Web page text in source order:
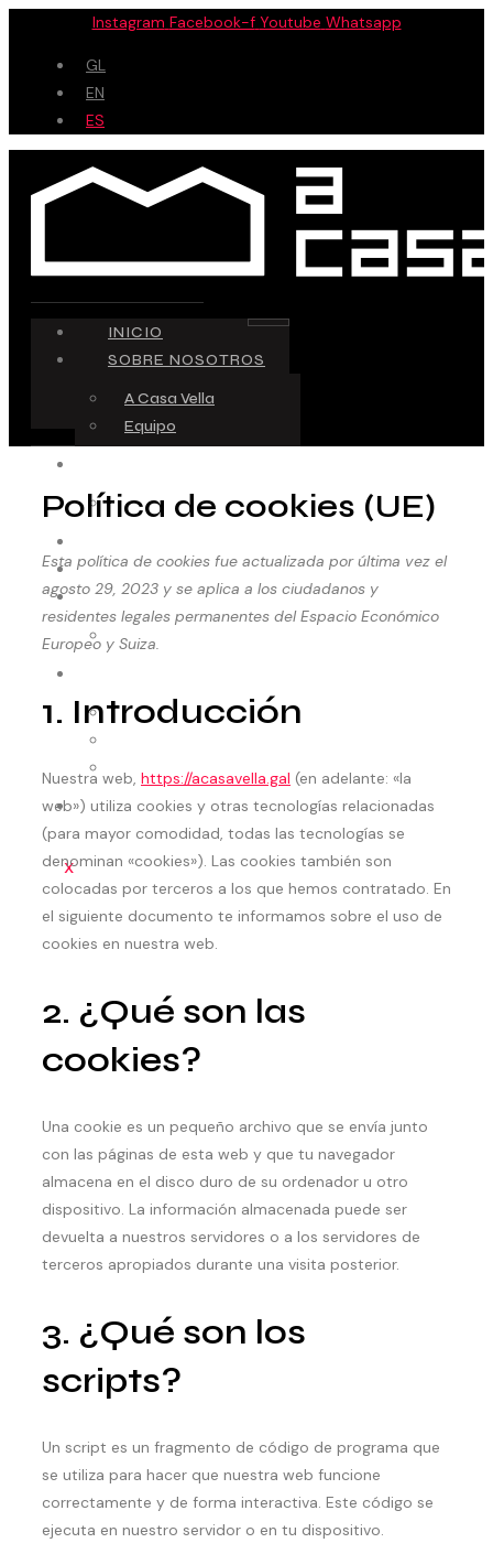
Instagram Facebook-f Youtube Whatsapp
GL
EN
ES
INICIO
SOBRE NOSOTROS
A Casa Vella
Equipo
Reservas
MEDIACIÓN
COLABORADORES
Entidades
Cápsulas
CONTACTO
X
Política de cookies (UE)
Esta política de cookies fue actualizada por última vez el
agosto 29, 2023 y se aplica a los ciudadanos y
residentes legales permanentes del Espacio Económico
Europeo y Suiza.
1. Introducción
Nuestra web, https://acasavella.gal (en adelante: «la
web») utiliza cookies y otras tecnologías relacionadas
(para mayor comodidad, todas las tecnologías se
denominan «cookies»). Las cookies también son
colocadas por terceros a los que hemos contratado. En
el siguiente documento te informamos sobre el uso de
cookies en nuestra web.
2. ¿Qué son las
cookies?
Una cookie es un pequeño archivo que se envía junto
con las páginas de esta web y que tu navegador
almacena en el disco duro de su ordenador u otro
dispositivo. La información almacenada puede ser
devuelta a nuestros servidores o a los servidores de
terceros apropiados durante una visita posterior.
3. ¿Qué son los
scripts?
Un script es un fragmento de código de programa que
se utiliza para hacer que nuestra web funcione
correctamente y de forma interactiva. Este código se
ejecuta en nuestro servidor o en tu dispositivo.